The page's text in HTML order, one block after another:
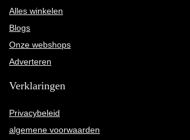
Alles winkelen
Blogs
Onze webshops
Adverteren
Verklaringen
Privacybeleid
algemene voorwaarden